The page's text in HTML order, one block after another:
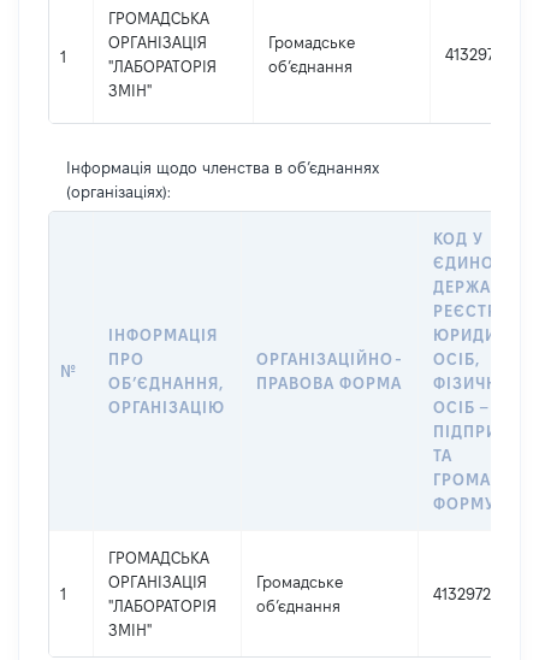
1
ГРОМАДСЬКА
ОРГАНІЗАЦІЯ
"ЛАБОРАТОРІЯ
ЗМІН"
Громадське
об’єднання
41329723
Інформація щодо членства в об’єднаннях
(організаціях):
№
ІНФОРМАЦІЯ
ПРО
ОБʼЄДНАННЯ,
ОРГАНІЗАЦІЮ
ОРГАНІЗАЦІЙНО-
ПРАВОВА ФОРМА
КОД У
ЄДИНОМУ
РЕЄСТРІ
ОСІБ,
ФІЗИЧНИХ
ОСІБ –
ТА
1
ГРОМАДСЬКА
ОРГАНІЗАЦІЯ
"ЛАБОРАТОРІЯ
ЗМІН"
Громадське
об’єднання
41329723